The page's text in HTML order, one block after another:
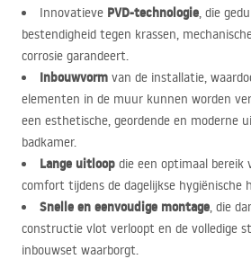
Innovatieve PVD-technologie, die
bestendigheid tegen krassen,
corrosie garandeert.
Inbouwvorm van de installatie,
elementen in de muur kunnen worden
een esthetische, geordende en moderne
badkamer.
Lange uitloop die een optimaal bereik
comfort tijdens de dagelijkse hygiënische
Snelle en eenvoudige montage, die
constructie vlot verloopt en de volledige
inbouwset waarborgt.